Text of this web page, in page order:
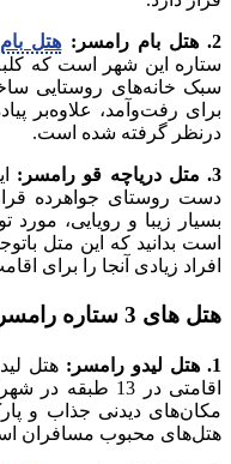
2. هتل بام رامسر: هتل
سبک خانه‌های روستایی
برای رفت‌وآمد، علاوه‌بر
درنظر گرفته شده است.
3. متل دریاچه قو رامسر:
دست روستای جواهرده
بسیار زیبا و رویایی،
است بدانید که این متل
افراد زیادی آنجا را برای
هتل های 3 ستاره رامسر
1. هتل لیدو رامسر:
اقامتی در 13
مکان‌های دیدنی جذاب و
هتل‌های محبوب مسافران